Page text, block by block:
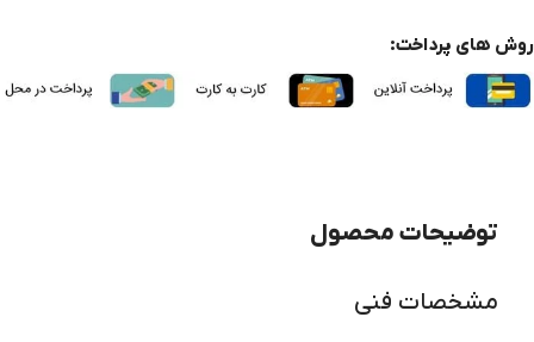
روش های پرداخت:
مشخصات فنی
توضیحات محصول